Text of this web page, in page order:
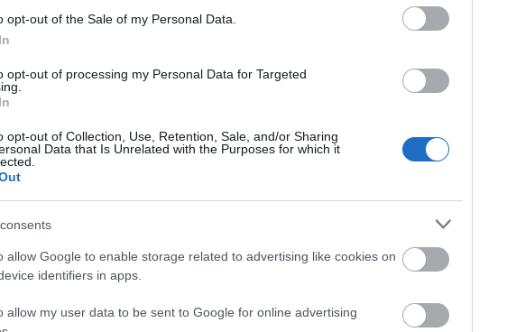
opt-out of the Sale of my Personal Data.
opt-out of processing my Personal Data for Targeted
opt-out of Collection, Use, Retention, Sale, and/or Sharing
Data that Is Unrelated with the Purposes for which it
allow Google to enable storage related to advertising like cookies on
identifiers in apps.
allow my user data to be sent to Google for online advertising
Kulka János türelmetlen önmagával
A tavaly tavasszal sztrókot kapott színművész a fel-